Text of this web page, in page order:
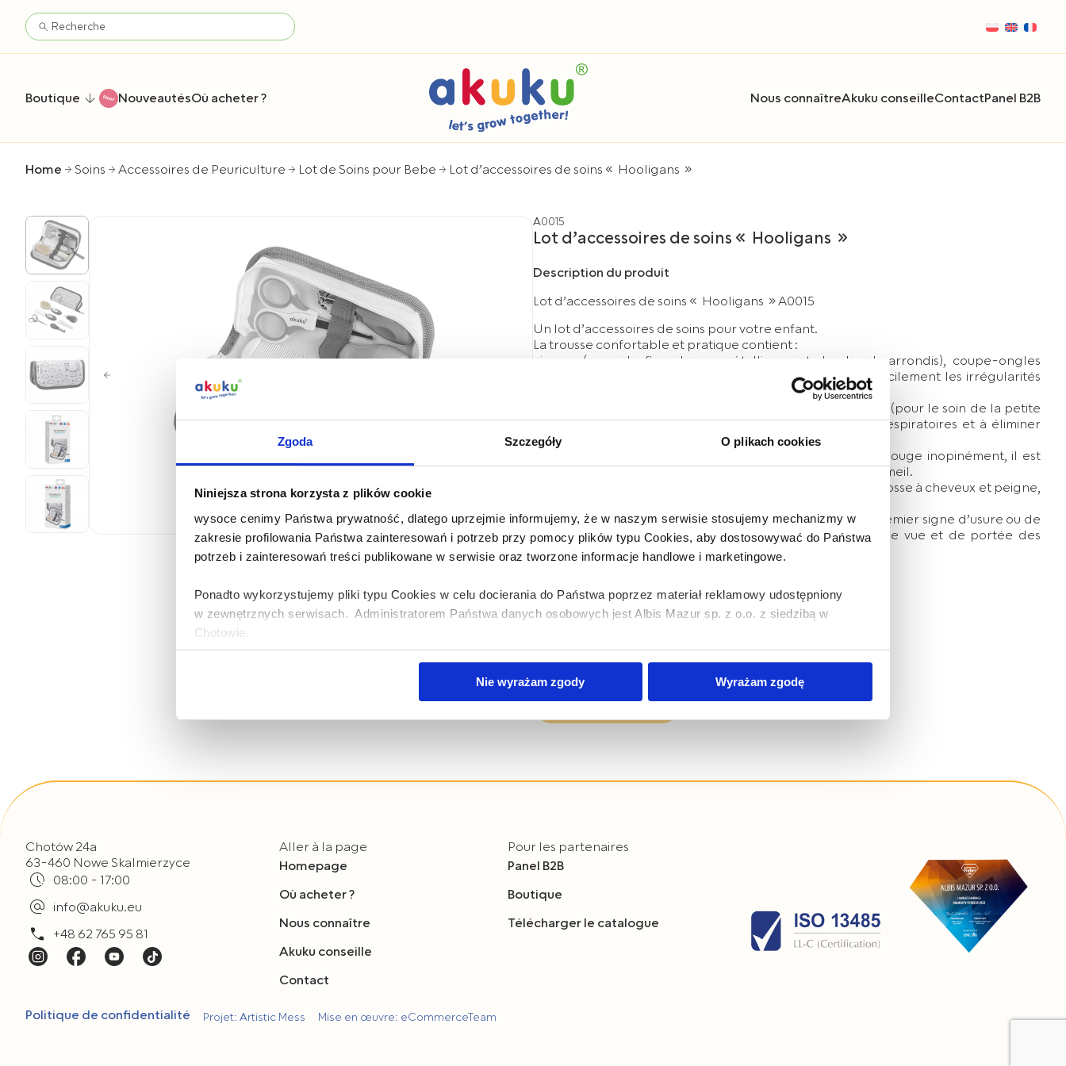
Zgoda Szczegóły O plikach cookies
Niniejsza strona korzysta z plików cookie
wysoce cenimy Państwa prywatność, dlatego uprzejmie informujemy, że w naszym serwisie stosujemy mechanizmy w
zakresie profilowania Państwa zainteresowań i potrzeb przy pomocy plików typu Cookies, aby dostosowywać do Państwa
potrzeb i zainteresowań treści publikowane w serwisie oraz tworzone informacje handlowe i marketingowe.
Ponadto wykorzystujemy pliki typu Cookies w celu docierania do Państwa poprzez materiał reklamowy udostępniony
w zewnętrznych serwisach. Administratorem Państwa danych osobowych jest Albis Mazur sp. z o.o. z siedzibą w
Chotowie.
urządzeniach informacji oraz uzyskiwania dostępu do tych informacji oraz zasady przetwarzania Państwa danych
plików typu Cookies, prosimy o wybór opcji „Nie wyrażam zgody”.
korzystają Państwo do przeglądania serwisu.
Nie wyrażam zgody Wyrażam zgodę
Boutique NouveautésOù acheter ? Nous connaîtreAkuku conseilleContactPanel B2B
Home Soins Accessoires de Peuriculture Lot de Soins pour Bebe Lot d’accessoires de soins « Hooligans »
A0015
Lot d’accessoires de soins « Hooligans »
Description du produit
Lot d’accessoires de soins « Hooligans » A0015
Un lot d’accessoires de soins pour votre enfant.
La trousse confortable et pratique contient :
ciseaux (avec de fines lames métalliques et des bords arrondis), coupe-ongles
(découpent en toute sécurité), lime à ongles (éliminera facilement les irrégularités
brosse à poils naturels et peigne à manche antidérapante (pour le soin de la petite
tête), aspirateur à embout souple (à dégager les voies respiratoires et à éliminer
l’eau et le cérumen des oreilles du bébé).
Attention : afin de minimiser les risques que votre bébé bouge inopinément, il est
recommandé de lui découper les ongles pendant son sommeil.
Le lot comprend : ciseaux, coupe-ongles, lime à ongles, brosse à cheveux et peigne,
Conseils importants: ne pas utiliser de désinfectants, au premier signe d’usure ou de
dommage, jetez le produit à la poubelle. Garder hors de vue et de portée des
enfants.
Où acheter ?
Coopération B2B
Chotów 24a
63-460 Nowe Skalmierzyce
08:00 - 17:00
info@akuku.eu
+48 62 765 95 81
Aller à la page
Homepage
Où acheter ?
Nous connaître
Akuku conseille
Contact
Pour les partenaires
Panel B2B
Boutique
Télécharger le catalogue
Politique de confidentialité Projet: Artistic Mess Mise en œuvre: eCommerceTeam